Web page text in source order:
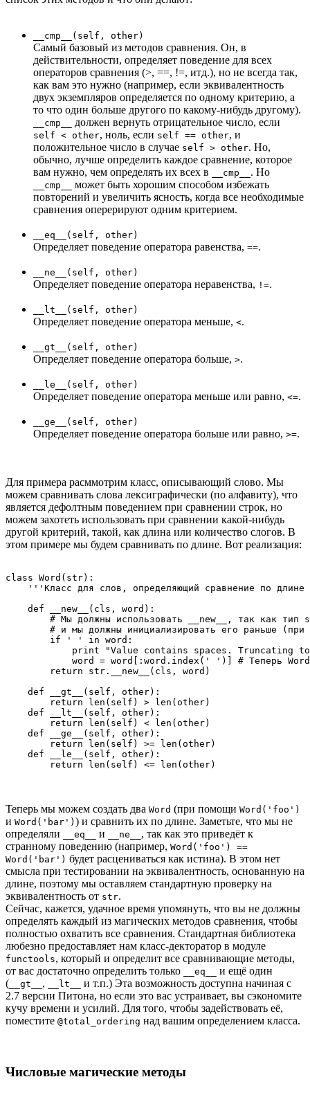
__cmp__(self, other)
Самый базовый из методов сравнения. Он, в
действительности, определяет поведение для всех
операторов сравнения (>, ==, !=, итд.), но не всегда так,
как вам это нужно (например, если эквивалентность
двух экземпляров определяется по одному критерию, а
то что один больше другого по какому-нибудь другому).
__cmp__ должен вернуть отрицательное число, если
self < other, ноль, если self == other, и
положительное число в случае self > other. Но,
обычно, лучше определить каждое сравнение, которое
вам нужно, чем определять их всех в
__cmp__ . Но
__cmp__
может быть хорошим способом избежать
повторений и увеличить ясность, когда все необходимые
сравнения оперерируют одним критерием.
__eq__(self, other)
Определяет поведение оператора равенства, ==.
__ne__(self, other)
Определяет поведение оператора неравенства, !=.
__lt__(self, other)
Определяет поведение оператора меньше, <.
__gt__(self, other)
Определяет поведение оператора больше, >.
__le__(self, other)
Определяет поведение оператора меньше или равно, <=.
__ge__(self, other)
Определяет поведение оператора больше или равно, >=.
Для примера расммотрим класс, описывающий слово. Мы
можем сравнивать слова лексиграфически (по алфавиту), что
является дефолтным поведением при сравнении строк, но
можем захотеть использовать при сравнении какой-нибудь
другой критерий, такой, как длина или количество слогов. В
этом примере мы будем сравнивать по длине. Вот реализация:
class Word(str):
'''Класс для слов, определяющий сравнение по длине
    def __new__(cls, word):
# Мы должны использовать __new__, так как тип
# и мы должны инициализировать его раньше (при
        if ' ' in word:
print "Value contains spaces. Truncating
word = word[:word.index(' ')] # Теперь
        return str.__new__(cls, word)
    def __gt__(self, other):
        return len(self) > len(other)
    def __lt__(self, other):
        return len(self) < len(other)
    def __ge__(self, other):
        return len(self) >= len(other)
    def __le__(self, other):
Теперь мы можем создать два Word (при помощи Word('foo')
и Word('bar') ) и сравнить их по длине. Заметьте, что мы не
определяли
__eq__ и __ne__ , так как это приведёт к
странному поведению (например, Word('foo') ==
Word('bar') будет расцениваться как истина). В этом нет
смысла при тестировании на эквивалентность, основанную на
длине, поэтому мы оставляем стандартную проверку на
эквивалентность от str.
Сейчас, кажется, удачное время упомянуть, что вы не должны
определять каждый из магических методов сравнения, чтобы
полностью охватить все сравнения. Стандартная библиотека
любезно предоставляет нам класс-декторатор в модуле
functools, который и определит все сравнивающие методы,
от вас достаточно определить только
__eq__
и ещё один
( __gt__ , __lt__
и т.п.) Эта возможность доступна начиная с
2.7 версии Питона, но если это вас устраивает, вы сэкономите
кучу времени и усилий. Для того, чтобы задействовать её,
поместите @total_ordering над вашим определением класса.
Числовые магические методы